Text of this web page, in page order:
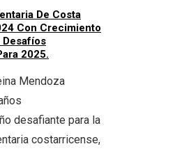
De Costa
Con Crecimiento
Desafíos
2025.
Mendoza
desafiante para la
costarricense,